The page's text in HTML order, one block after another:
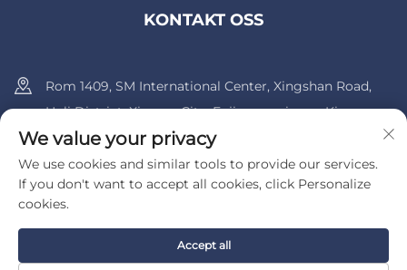
KONTAKT OSS
Rom 1409, SM International Center, Xingshan Road,
Huli District, Xiamen City, Fujian-provinsen, Kina.
+86-13600956803
[email protected]
Copyright © 2025 av UIB (Xiamen) Bearing Co., Ltd.
We value your privacy
We use cookies and similar tools to provide our services.
If you don't want to accept all cookies, click Personalize
cookies.
Accept all